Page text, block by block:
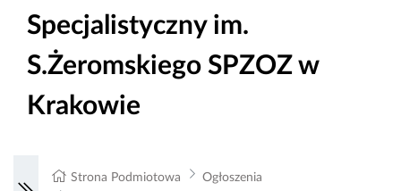
Specjalistyczny im.
S.Żeromskiego SPZOZ w
Krakowie
Strona Podmiotowa
Ogłoszenia